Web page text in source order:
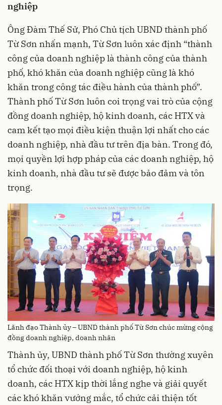
nghiệp
Ông Đàm Thế Sử, Phó Chủ tịch UBND thành phố
Từ Sơn nhấn mạnh, Từ Sơn luôn xác định “thành
công của doanh nghiệp là thành công của thành
phố, khó khăn của doanh nghiệp cũng là khó
khăn trong công tác điều hành của thành phố”.
Thành phố Từ Sơn luôn coi trọng vai trò của cộng
đồng doanh nghiệp, hộ kinh doanh, các HTX và
cam kết tạo mọi điều kiện thuận lợi nhất cho các
doanh nghiệp, nhà đầu tư trên địa bàn. Trong đó,
mọi quyền lợi hợp pháp của các doanh nghiệp, hộ
kinh doanh, nhà đầu tư sẽ được bảo đảm và tôn
trọng.
Lãnh đạo Thành ủy – UBND thành phố Từ Sơn chúc mừng cộng
đồng doanh nghiệp, doanh nhân
Thành ủy, UBND thành phố Từ Sơn thường xuyên
tổ chức đối thoại với doanh nghiệp, hộ kinh
doanh, các HTX kịp thời lắng nghe và giải quyết
các khó khăn vướng mắc, tổ chức cải thiện tốt